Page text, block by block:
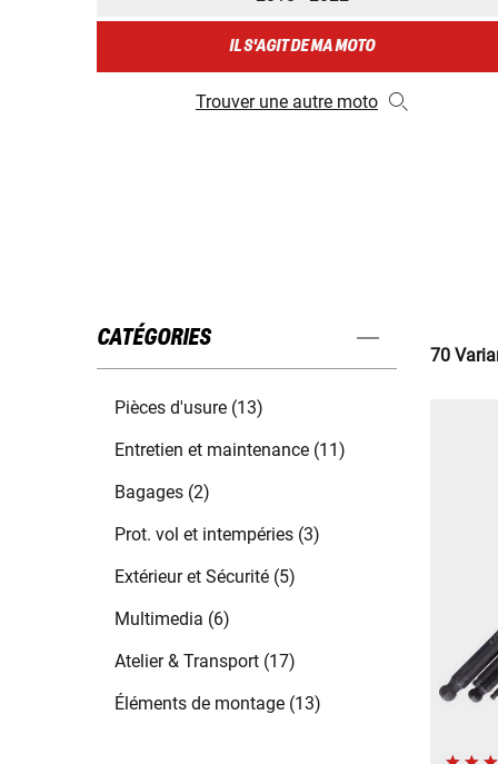
IL S'AGIT DE MA MOTO
Trouver une autre moto
CATÉGORIES
Pièces d'usure (13)
Entretien et maintenance (11)
Bagages (2)
Prot. vol et intempéries (3)
Extérieur et Sécurité (5)
Multimedia (6)
Atelier & Transport (17)
Éléments de montage (13)
70